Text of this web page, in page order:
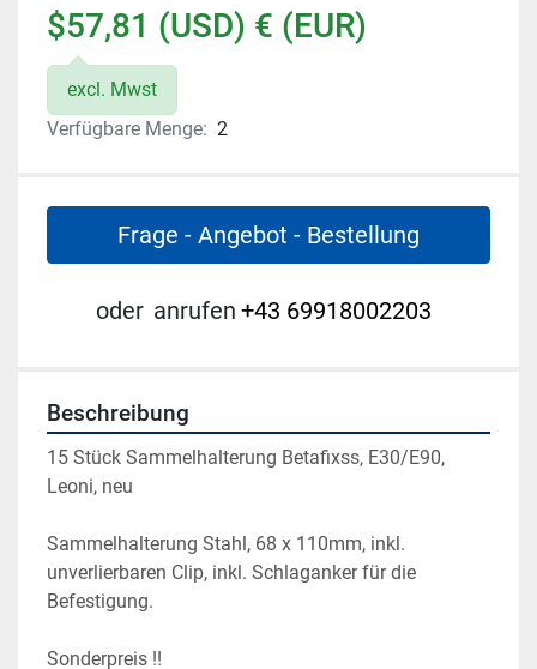
$57,81 (USD) € (EUR)
excl. Mwst
Verfügbare Menge: 2
Frage - Angebot - Bestellung
oder anrufen +43 69918002203
Beschreibung
15 Stück Sammelhalterung Betafixss, E30/E90,
Leoni, neu
Sammelhalterung Stahl, 68 x 110mm, inkl.
unverlierbaren Clip, inkl. Schlaganker für die
Befestigung.
Sonderpreis !!